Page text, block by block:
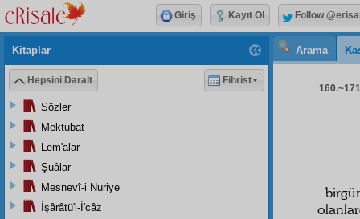
Arama
Kitaplar
Hepsini Daralt Fihrist
Sözler
Mektubat
Lem'alar
Şuâlar
Mesnevî-i Nuriye
İşârâtü'l-İ'câz
Giriş Kayıt Ol Follow